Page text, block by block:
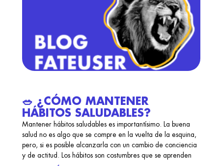
🥗 ¿CÓMO MANTENER
HÁBITOS SALUDABLES?
Mantener hábitos saludables es importantísimo. La buena
salud no es algo que se compre en la vuelta de la esquina,
pero, si es posible alcanzarla con un cambio de conciencia
y de actitud. Los hábitos son costumbres que se aprenden